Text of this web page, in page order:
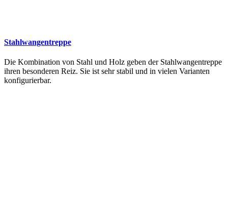
Stahlwangentreppe
Die Kombination von Stahl und Holz geben der Stahlwangentreppe
ihren besonderen Reiz. Sie ist sehr stabil und in vielen Varianten
konfigurierbar.